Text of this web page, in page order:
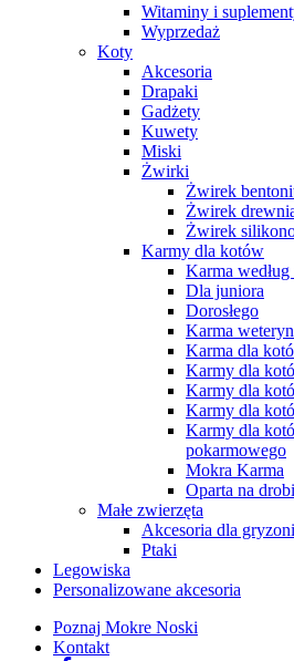
Witaminy i
Wyprzedaż
Koty
Akcesoria
Drapaki
Gadżety
Kuwety
Miski
Żwirki
Żwirek
Żwirek
Żwirek
Karmy dla kotów
Karma
Dla juniora
Dorosłego
Karma
Karma dla
Karmy dla
Karmy dla
Karmy dla
Karmy dla
pokarmowego
Mokra Karma
Oparta na
Małe zwierzęta
Akcesoria dla gryzoni
Ptaki
Legowiska
Personalizowane akcesoria
Poznaj Mokre Noski
Kontakt